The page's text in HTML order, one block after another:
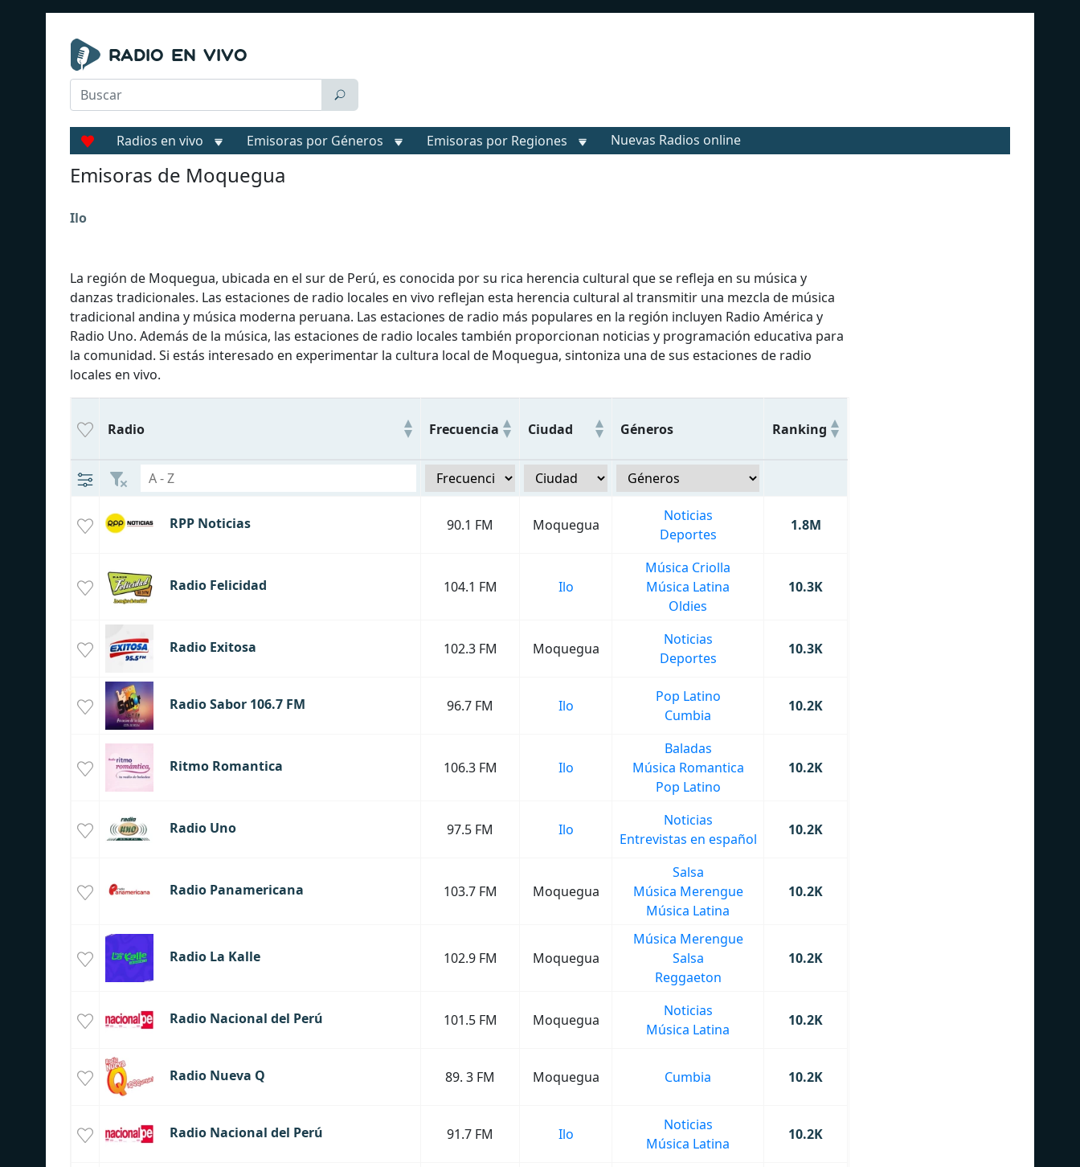
Radios en vivo Emisoras por Géneros Emisoras por Regiones Nuevas Radios online
Emisoras de Moquegua
Ilo
La región de Moquegua, ubicada en el sur de Perú, es conocida por su rica herencia cultural que se refleja en su música y
danzas tradicionales. Las estaciones de radio locales en vivo reflejan esta herencia cultural al transmitir una mezcla de música
tradicional andina y música moderna peruana. Las estaciones de radio más populares en la región incluyen Radio América y
Radio Uno. Además de la música, las estaciones de radio locales también proporcionan noticias y programación educativa para
la comunidad. Si estás interesado en experimentar la cultura local de Moquegua, sintoniza una de sus estaciones de radio
locales en vivo.
Radio Frecuencia Ciudad Géneros Ranking
RPP Noticias 90.1 FM Moquegua
Noticias
Deportes
1.8M
Radio Felicidad 104.1 FM Ilo
Música Criolla
Música Latina
Oldies
10.3K
Radio Exitosa 102.3 FM Moquegua
Noticias
Deportes
10.3K
Radio Sabor 106.7 FM 96.7 FM Ilo
Pop Latino
Cumbia
10.2K
Ritmo Romantica 106.3 FM Ilo
Baladas
Música Romantica
Pop Latino
10.2K
Radio Uno 97.5 FM Ilo
Noticias
Entrevistas en español
10.2K
Radio Panamericana 103.7 FM Moquegua
Salsa
Música Merengue
Música Latina
10.2K
Radio La Kalle 102.9 FM Moquegua
Música Merengue
Salsa
Reggaeton
10.2K
Radio Nacional del Perú 101.5 FM Moquegua
Noticias
Música Latina
10.2K
Radio Nueva Q 89. 3 FM Moquegua Cumbia 10.2K
Radio Nacional del Perú 91.7 FM Ilo
Noticias
Música Latina
10.2K